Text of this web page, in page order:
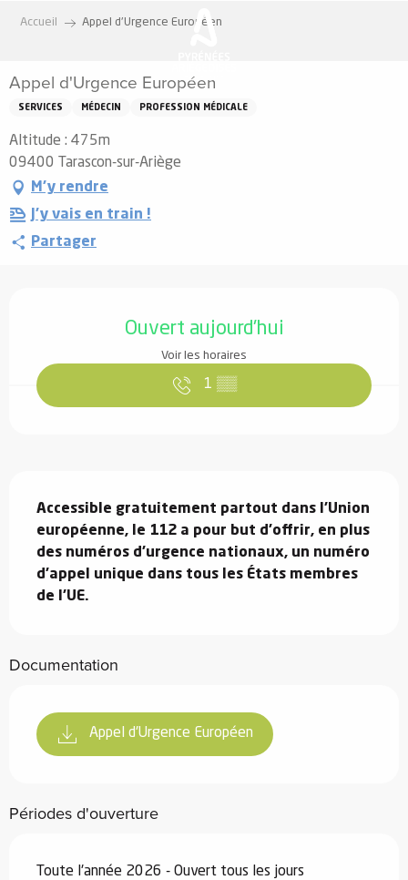
principal
Accueil Appel d'Urgence Européen
Appel d'Urgence Européen
SERVICES MÉDECIN PROFESSION MÉDICALE
Altitude : 475m
09400 Tarascon-sur-Ariège
M'y rendre
J'y vais en train !
Partager
Ouvert aujourd'hui
Voir les horaires
1 ▒▒
Accessible gratuitement partout dans l'Union
européenne, le 112 a pour but d'offrir, en plus
des numéros d'urgence nationaux, un numéro
d'appel unique dans tous les États membres
de l'UE.
Documentation
Appel d'Urgence Européen
Périodes d'ouverture
Toute l'année 2026 - Ouvert tous les jours